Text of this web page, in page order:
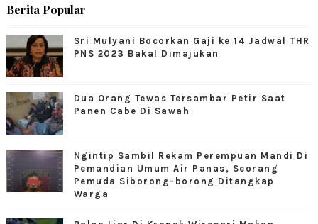
Berita Popular
Sri Mulyani Bocorkan Gaji ke 14 Jadwal THR
PNS 2023 Bakal Dimajukan
Dua Orang Tewas Tersambar Petir Saat
Panen Cabe Di Sawah
Ngintip Sambil Rekam Perempuan Mandi Di
Pemandian Umum Air Panas, Seorang
Pemuda Siborong-borong Ditangkap
Warga